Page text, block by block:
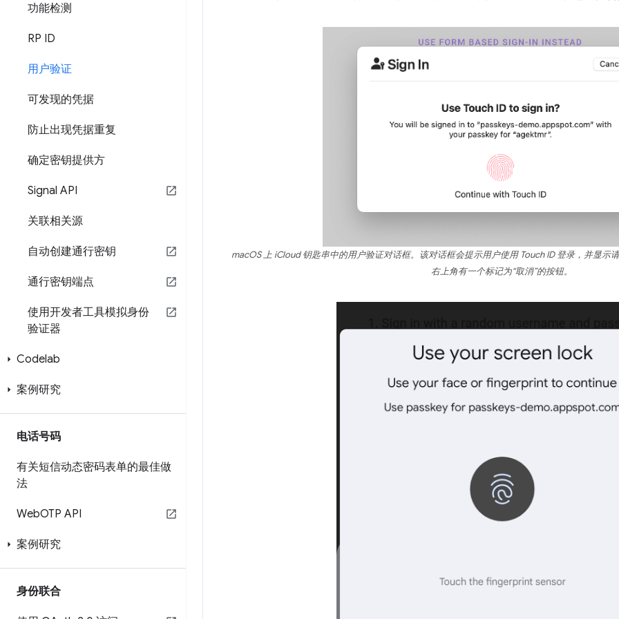
功能检测
RP ID
用户验证
可发现的凭据
防止出现凭据重复
确定密钥提供方
Signal API
关联相关源
自动创建通行密钥
通行密钥端点
使用开发者工具模拟身份
验证器
Codelab
案例研究
电话号码
有关短信动态密码表单的最佳做
法
WebOTP API
案例研究
身份联合
macOS 上 iCloud 钥匙串中的用户验证对话框。该对话框会提示用户使用 Touch ID 登录，并显示
右上角有一个标记为“取消”的按钮。